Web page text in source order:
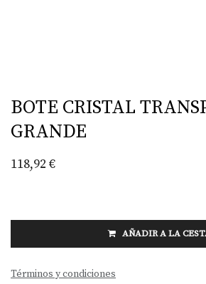
BOTE CRISTAL
GRANDE
118,92 €
AÑADIR A LA
Términos y condiciones